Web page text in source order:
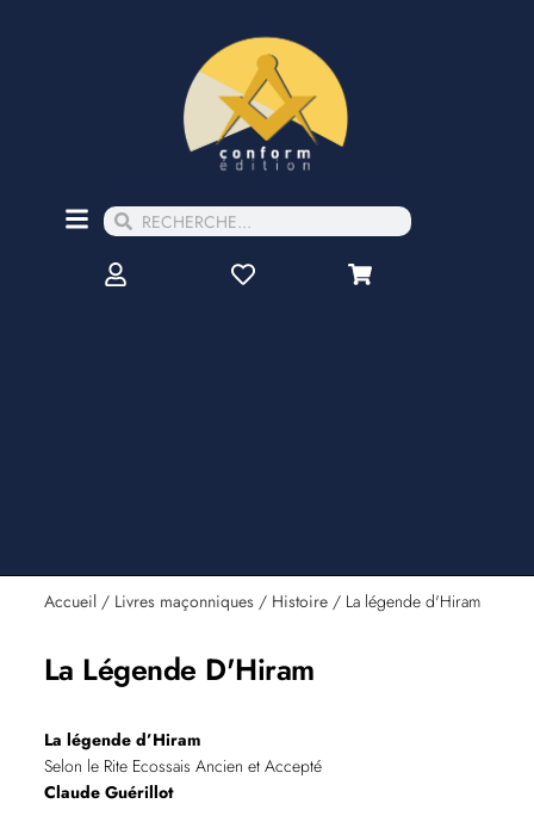
Accueil/ Livres maçonniques/ Histoire/ La légende d'Hiram
La Légende D'Hiram
La légende d’Hiram
Selon le Rite Ecossais Ancien et Accepté
Claude Guérillot